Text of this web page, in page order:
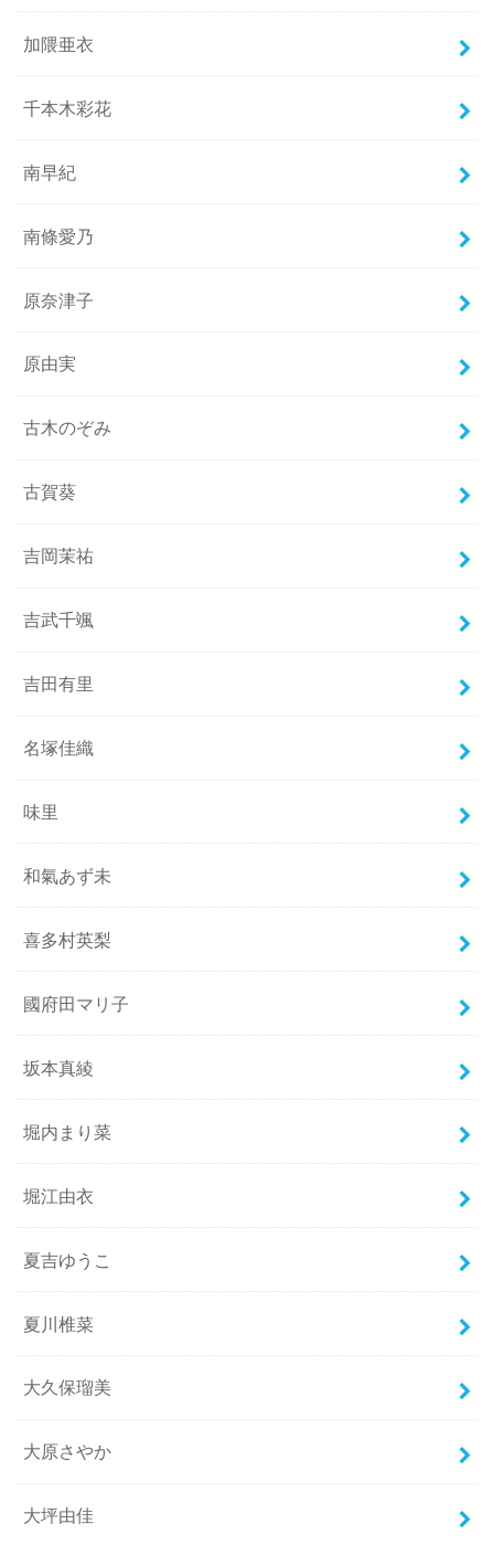
加隈亜衣
千本木彩花
南早紀
南條愛乃
原奈津子
原由実
古木のぞみ
古賀葵
吉岡茉祐
吉武千颯
吉田有里
名塚佳織
味里
和氣あず未
喜多村英梨
國府田マリ子
坂本真綾
堀内まり菜
堀江由衣
夏吉ゆうこ
夏川椎菜
大久保瑠美
大原さやか
大坪由佳